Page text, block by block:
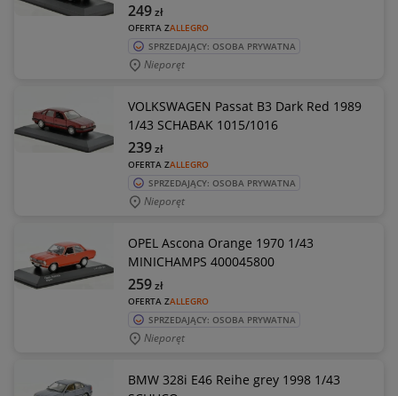
OFERTA ZALLEGRO
249zł
SPRZEDAJĄCY: OSOBA PRYWATNA
Nieporęt
VOLKSWAGEN Passat B3 Dark Red 1989
1/43 SCHABAK 1015/1016
OFERTA ZALLEGRO
239zł
SPRZEDAJĄCY: OSOBA PRYWATNA
Nieporęt
OPEL Ascona Orange 1970 1/43
MINICHAMPS 400045800
OFERTA ZALLEGRO
259zł
SPRZEDAJĄCY: OSOBA PRYWATNA
Nieporęt
BMW 328i E46 Reihe grey 1998 1/43